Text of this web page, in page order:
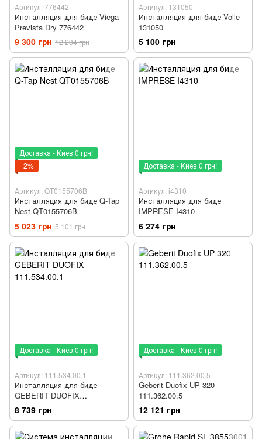
Артикул: 776442
Инсталляция для биде Viega
Prevista Dry 776442
9 300 грн 12 234 грн
Артикул: 131050
Инсталляция для биде Volle
131050
5 100 грн
Доставка - Киев 0 грн!
−2%
Артикул: QT0155706B
Инсталляция для биде Q-Tap
Nest QT0155706B
5 023 грн 5 101 грн
Доставка - Киев 0 грн!
Артикул: i4310
Инсталляция для биде
IMPRESE I4310
6 274 грн
Доставка - Киев 0 грн!
Артикул: 111.534.00.1
Инсталляция для биде
GEBERIT DUOFIX
111.534.00.1
8 739 грн
Доставка - Киев 0 грн!
Артикул: 111.362.00.5
Geberit Duofix UP 320
111.362.00.5
12 121 грн